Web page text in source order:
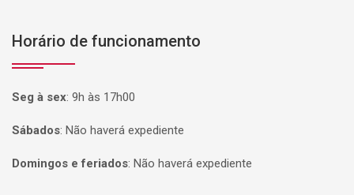
Horário de funcionamento
Seg à sex: 9h às 17h00
Sábados: Não haverá expediente
Domingos e feriados: Não haverá expediente